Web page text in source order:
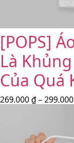
[POPS]
Là
Của Quá
Nam,
269.000₫–299.000